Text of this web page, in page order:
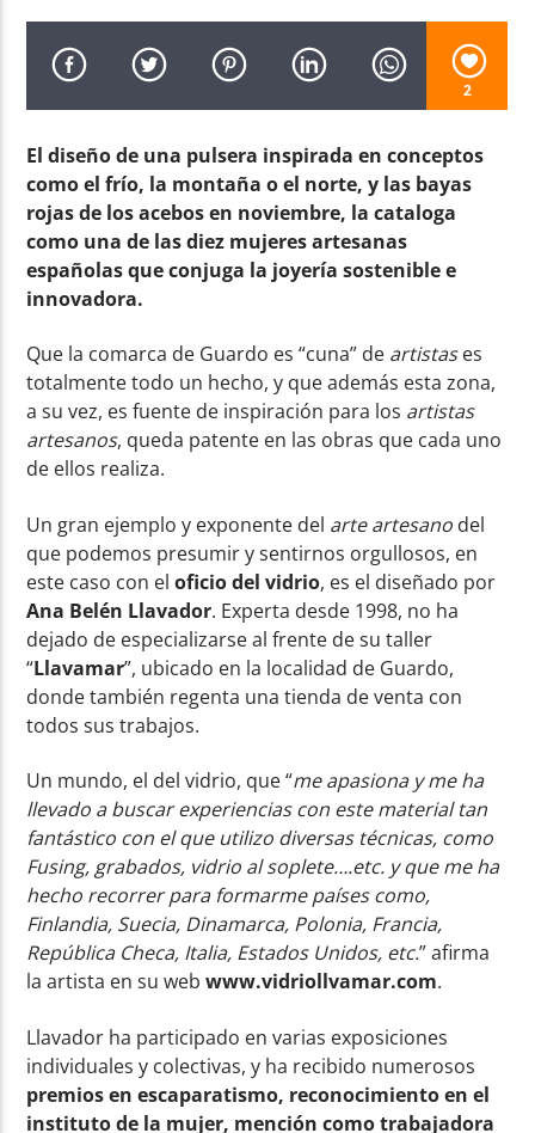
Radio AMGu
2
El diseño de una pulsera inspirada en conceptos
como el frío, la montaña o el norte, y las bayas
rojas de los acebos en noviembre, la cataloga
como una de las diez mujeres artesanas
españolas que conjuga la joyería sostenible e
innovadora.
Que la comarca de Guardo es “cuna” de artistases
totalmente todo un hecho, y que además esta zona,
a su vez, es fuente de inspiración para los artistas
artesanos, queda patente en las obras que cada uno
de ellos realiza.
Un gran ejemplo y exponente del arte artesano del
que podemos presumir y sentirnos orgullosos, en
este caso con eloficio del vidrio, es el diseñado por
Ana Belén Llavador. Experta desde 1998, no ha
dejado de especializarse al frente de su taller
“Llavamar”, ubicado en la localidad de Guardo,
donde también regenta una tienda de venta con
todos sus trabajos.
Un mundo, el del vidrio, que “me apasiona y me ha
llevado a buscar experiencias con este material tan
fantástico con el que utilizo diversas técnicas, como
Fusing, grabados, vidrio al soplete….etc. y que me ha
hecho recorrer para formarme países como,
Finlandia, Suecia, Dinamarca, Polonia, Francia,
República Checa, Italia, Estados Unidos, etc.” afirma
la artista en su webwww.vidriollvamar.com.
Llavador ha participado en varias exposiciones
individuales y colectivas, y ha recibido numerosos
premios en escaparatismo, reconocimiento en el
instituto de la mujer, mención como trabajadora